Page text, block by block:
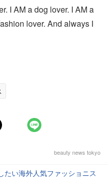
I AM a dog lover. I AM a
lover. And always I
beauty news tokyo
い海外人気ファッショニス